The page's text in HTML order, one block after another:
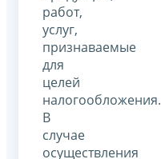
работ,
услуг,
признаваемые
для
целей
налогообложения.
В
случае
осуществления